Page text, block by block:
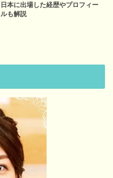
日本に出場した経歴やプロフィー
ルも解説